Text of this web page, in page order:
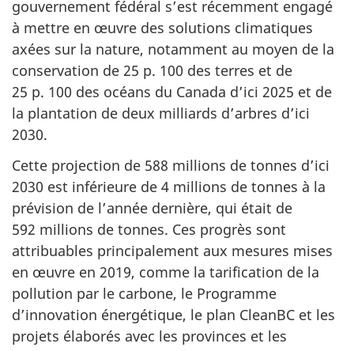
gouvernement fédéral s’est récemment engagé
à mettre en œuvre des solutions climatiques
axées sur la nature, notamment au moyen de la
conservation de 25 p. 100 des terres et de
25 p. 100 des océans du Canada d’ici 2025 et de
la plantation de deux milliards d’arbres d’ici
2030.
Cette projection de 588 millions de tonnes d’ici
2030 est inférieure de 4 millions de tonnes à la
prévision de l’année dernière, qui était de
592 millions de tonnes. Ces progrès sont
attribuables principalement aux mesures mises
en œuvre en 2019, comme la tarification de la
pollution par le carbone, le Programme
d’innovation énergétique, le plan CleanBC et les
projets élaborés avec les provinces et les